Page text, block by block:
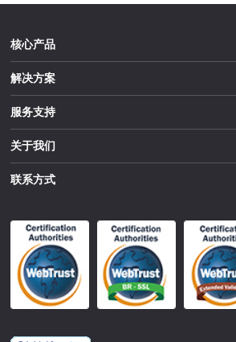
核心产品
解决方案
服务支持
关于我们
联系方式